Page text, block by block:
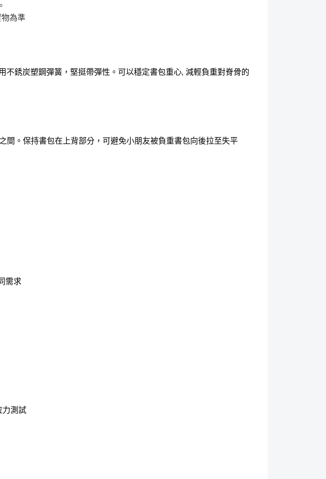
為準
不銹炭塑鋼彈簧，堅挺帶彈性。可以穩定書包重心, 減輕負重對脊骨的
間。保持書包在上背部分，可避免小朋友被負重書包向後拉至失平
需求
力測試